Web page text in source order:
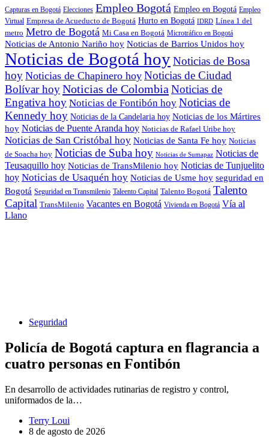
Capturas en Bogotá Elecciones Empleo Bogotá Empleo en Bogotá Empleo
Virtual Empresa de Acueducto de Bogotá Hurto en Bogotá IDRD Línea 1 del
metro Metro de Bogotá Mi Casa en Bogotá Microtráfico en Bogotá
Noticias de Antonio Nariño hoy Noticias de Barrios Unidos hoy
Noticias de Bogotá hoyNoticias de Bosa
hoy Noticias de Chapinero hoy Noticias de Ciudad
Bolívar hoyNoticias de Colombia Noticias de
Engativa hoy Noticias de Fontibón hoy Noticias de
Kennedy hoy Noticias de la Candelaria hoy Noticias de los Mártires
hoy Noticias de Puente Aranda hoy Noticias de Rafael Uribe hoy
Noticias de San Cristóbal hoy Noticias de Santa Fe hoy Noticias
de Soacha hoy Noticias de Suba hoy Noticias de Sumapaz Noticias de
Teusaquillo hoy Noticias de TransMilenio hoy Noticias de Tunjuelito
hoy Noticias de Usaquén hoy Noticias de Usme hoy seguridad en
Bogotá Seguridad en Transmilenio Taleento Capital Talento Bogotá Talento
Capital TransMilenio Vacantes en Bogotá Vivienda en Bogotá Vía al
Llano
Seguridad
Policía de Bogotá captura en flagrancia a
cuatro personas en Fontibón
En desarrollo de actividades rutinarias de registro y control,
uniformados de la…
Terry Loui
8 de agosto de 2026